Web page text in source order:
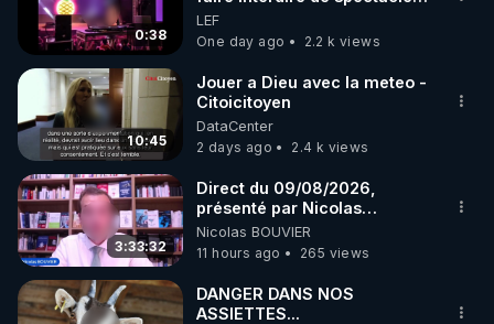
0:38
Elle décide donc de devenir
DJ !
LEF
One day ago
2.2 k views
10:45
Jouer a Dieu avec la meteo -
Citoicitoyen
DataCenter
2 days ago
2.4 k views
3:33:32
Direct du 09/08/2026,
présenté par Nicolas
BOUVIER
Nicolas BOUVIER
11 hours ago
265 views
DANGER DANS NOS
ASSIETTES...